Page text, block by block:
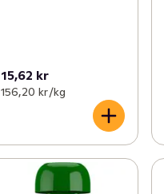
15,62 kr
156,20 kr /kg